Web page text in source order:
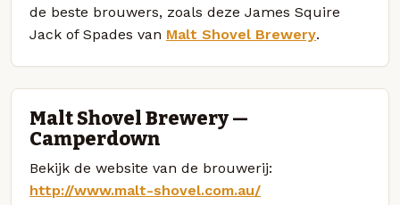
de beste brouwers, zoals deze James Squire
Jack of Spades van Malt Shovel Brewery.
Malt Shovel Brewery —
Camperdown
Bekijk de website van de brouwerij:
http://www.malt-shovel.com.au/